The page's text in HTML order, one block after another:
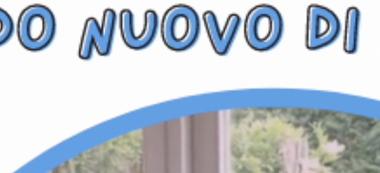
PROGETTAZIONE E
RENDICONTAZIONE
VIAGGI D’ISTRUZIONE
CORSI ONLINE PER STUDENTI
CORSI ONLINE PER DOCENTI
MATERIALE DIDATTICO
FORMAZIONE SU MISURA